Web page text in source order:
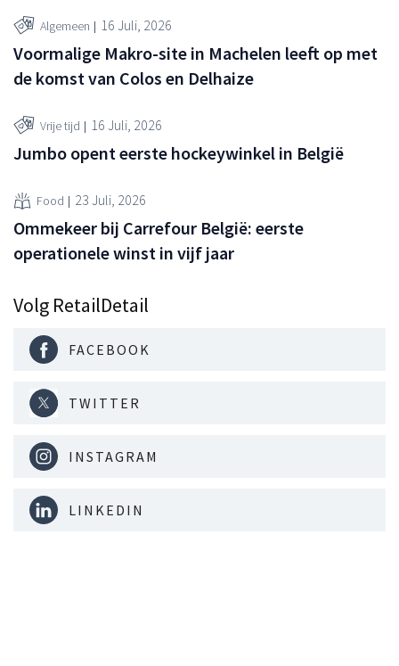
Algemeen 16 Juli, 2026
Voormalige Makro-site in Machelen leeft op met
de komst van Colos en Delhaize
Vrije tijd 16 Juli, 2026
Jumbo opent eerste hockeywinkel in België
Food 23 Juli, 2026
Ommekeer bij Carrefour België: eerste
operationele winst in vijf jaar
Volg RetailDetail
FACEBOOK
TWITTER
INSTAGRAM
LINKEDIN